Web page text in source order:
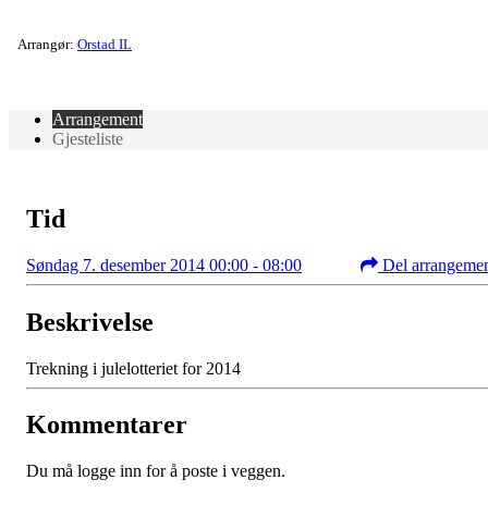
Arrangør: Orstad IL
Arrangement
Gjesteliste
Tid
Søndag 7. desember 2014 00:00 - 08:00 Del
Beskrivelse
Trekning i julelotteriet for 2014
Kommentarer
Du må logge inn for å poste i veggen.